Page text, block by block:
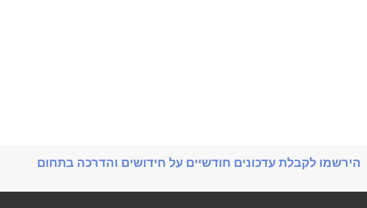
הירשמו לקבלת עדכונים חודשיים על חידושים והדרכה בתחום